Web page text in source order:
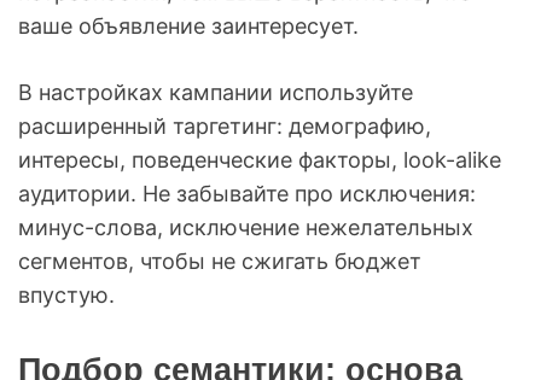
ваше объявление заинтересует.
В настройках кампании используйте
расширенный таргетинг: демографию,
интересы, поведенческие факторы, look-alike
аудитории. Не забывайте про исключения:
минус-слова, исключение нежелательных
сегментов, чтобы не сжигать бюджет
впустую.
Подбор семантики: основа